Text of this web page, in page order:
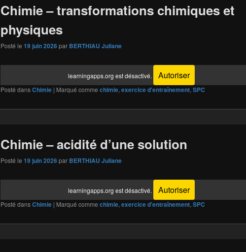
Chimie – transformations chimiques et
physiques
Posté le 19 juin 2026par BERTHIAU Juliane
learningapps.org est désactivé. Autoriser
Posté dansChimie | Marqué comme chimie, exercice d'entraînement, SPC
Chimie – acidité d’une solution
Posté le 19 juin 2026par BERTHIAU Juliane
learningapps.org est désactivé. Autoriser
Posté dansChimie | Marqué comme chimie, exercice d'entraînement, SPC